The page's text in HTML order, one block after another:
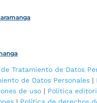
Tratamiento de Datos
de Datos Personales |
de uso | Política